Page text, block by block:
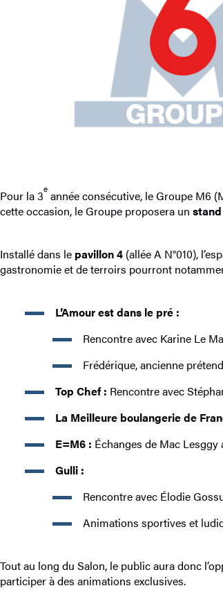
Pour la 3e année consécutive, le Groupe M6
cette occasion, le Groupe proposera un
Installé dans le pavillon 4 (allée A N°010),
gastronomie et de terroirs pourront
L’Amour est dans le pré :
Rencontre avec Karine Le
Frédérique, ancienne
Top Chef : Rencontre avec
La Meilleure boulangerie de
E=M6 : Échanges de Mac
Gulli :
Rencontre avec Élodie
Animations sportives et
Tout au long du Salon, le public aura donc
participer à des animations exclusives.